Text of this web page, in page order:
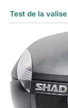
Test de la